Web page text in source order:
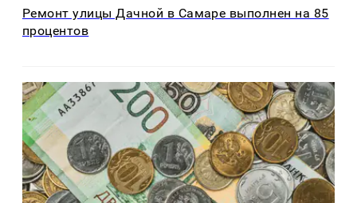
Ремонт улицы Дачной в Самаре выполнен на 85
процентов